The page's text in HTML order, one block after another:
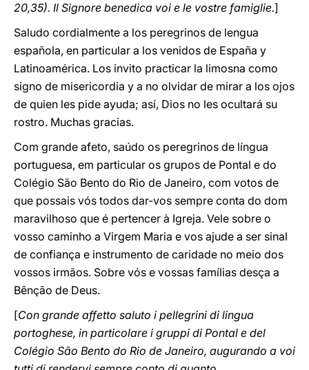
20,35). Il Signore benedica voi e le vostre famiglie.]
Saludo cordialmente a los peregrinos de lengua
española, en particular a los venidos de España y
Latinoamérica. Los invito practicar la limosna como
signo de misericordia y a no olvidar de mirar a los ojos
de quien les pide ayuda; así, Dios no les ocultará su
rostro. Muchas gracias.
Com grande afeto, saúdo os peregrinos de língua
portuguesa, em particular os grupos de Pontal e do
Colégio São Bento do Rio de Janeiro, com votos de
que possais vós todos dar-vos sempre conta do dom
maravilhoso que é pertencer à Igreja. Vele sobre o
vosso caminho a Virgem Maria e vos ajude a ser sinal
de confiança e instrumento de caridade no meio dos
vossos irmãos. Sobre vós e vossas famílias desça a
Bênção de Deus.
[Con grande affetto saluto i pellegrini di lingua
portoghese, in particolare i gruppi di Pontal e del
Colégio São Bento do Rio de Janeiro, augurando a voi